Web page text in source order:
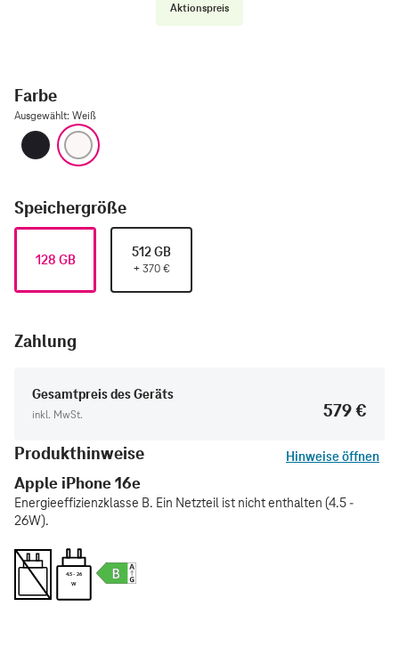
Aktionspreis
Farbe
Ausgewählt: Weiß
Schwarz
Speichergröße
128 GB 512 GB
+ 370 €
Zahlung
Gesamtpreis des Geräts
inkl. MwSt.
579 €
Produkthinweise
Hinweise öffnen
Apple iPhone 16e
Energieeffizienzklasse B. Ein Netzteil ist nicht enthalten (4.5 -
26W).
4.5 - 26
W